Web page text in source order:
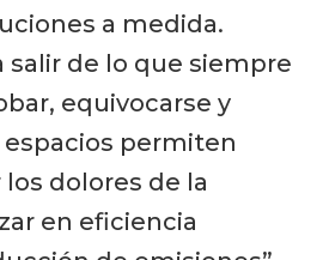
a medida.
salir de lo que siempre
equivocarse y
permiten
dolores de la
en eficiencia